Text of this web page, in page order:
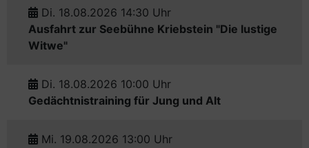
Di. 18.08.2026 14:30 Uhr
Ausfahrt zur Seebühne Kriebstein "Die lustige
Witwe"
Di. 18.08.2026 10:00 Uhr
Gedächtnistraining für Jung und Alt
Mi. 19.08.2026 13:00 Uhr